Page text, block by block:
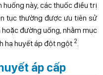
huống này, các thuốc điều trị
tục thường được ưu tiên sử
đường uống, nhằm mục
hạ huyết áp đột ngột 2.
áp cấp